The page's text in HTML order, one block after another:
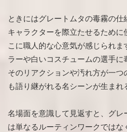
ときにはグレートムタの毒霧の
キャラクターを際立たせるために
こに職人的な心意気が感じられま
ラーや白いコスチュームの選手に
そのリアクションや汚れ方が一つ
も語り継がれる名シーンが生まれ
名場面を意識して見返すと、グレ
は単なるルーティンワークではな